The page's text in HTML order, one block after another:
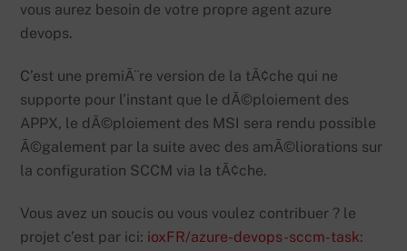
vous aurez besoin de votre propre agent azure
devops.
C’est une premiÃ¨re version de la tÃ¢che qui ne
supporte pour l’instant que le dÃ©ploiement des
APPX, le dÃ©ploiement des MSI sera rendu possible
Ã©galement par la suite avec des amÃ©liorations sur
la configuration SCCM via la tÃ¢che.
Vous avez un soucis ou vous voulez contribuer ? le
projet c’est par ici: ioxFR/azure-devops-sccm-task: